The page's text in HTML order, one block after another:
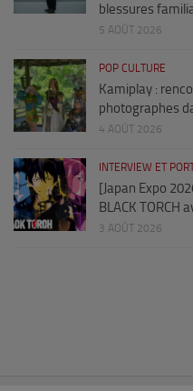
blessures
5 AOÛT 2026
POP CULTURE
Kamiplay :
photographes
4 AOÛT 2026
INTERVIEW ET
[Japan Expo
BLACK TORCH
3 AOÛT 2026